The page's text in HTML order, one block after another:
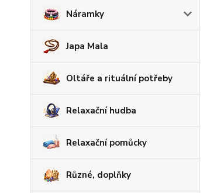
Náramky
Japa Mala
Oltáře a rituální potřeby
Relaxační hudba
Relaxační pomůcky
Různé, doplňky